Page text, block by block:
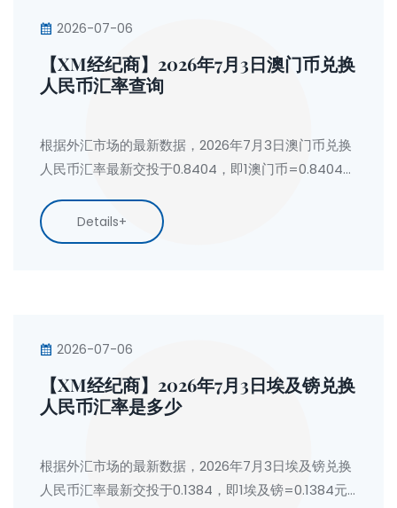
2026-07-06
【XM经纪商】2026年7月3日澳门币兑换
人民币汇率查询
根据外汇市场的最新数据，2026年7月3日澳门币兑换
人民币汇率最新交投于0.8404，即1澳门币=0.8404元
=1.1899澳门币。
Details+
2026-07-06
【XM经纪商】2026年7月3日埃及镑兑换
人民币汇率是多少
根据外汇市场的最新数据，2026年7月3日埃及镑兑换
人民币汇率最新交投于0.1384，即1埃及镑=0.1384元